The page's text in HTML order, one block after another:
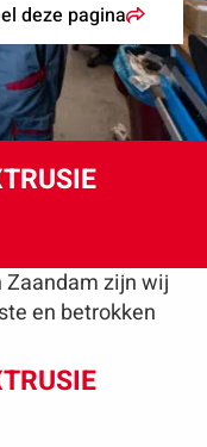
deze pagina
zijn wij
en betrokken